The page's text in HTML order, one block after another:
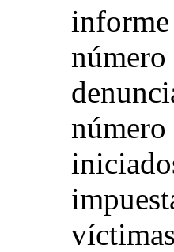
informe
número